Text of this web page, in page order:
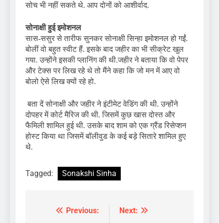
सोच भी नहीं सकते थे. आप दोनों को आशीर्वाद.
सोनाक्षी हुई इमोशनल
सास-ससुर से तारीफ सुनकर सोनाक्षी सिन्हा इमोशनल हो गईं.
बोलीं वो बहुत स्वीट हैं. इसके बाद जहीर का भी सीक्रेट खुल
गया. उन्होंने इसकी प्लानिंग की थी.जहीर ने बताया कि वो पेपर
और टेक्स पर लिख रहे थे तो मैंने कहा कि जो मन में आए वो
बोलो ऐसे लिख क्यों रहे हो.
बता दें सोनाक्षी और जहीर ने इंटीमेट वेडिंग की थी. उन्होंने
दोपहर में कोर्ट मैरिज की थी. जिसमें कुछ खास दोस्त और
फैमिली शामिल हुई थी. उसके बाद शाम को एक ग्रैंड रिसेप्शन
होस्ट किया था जिसमें बॉलीवुड के कई बड़े सितारे शामिल हुए
थे.
Tagged: Sonakshi Sinha
Post
Previous:
Next: